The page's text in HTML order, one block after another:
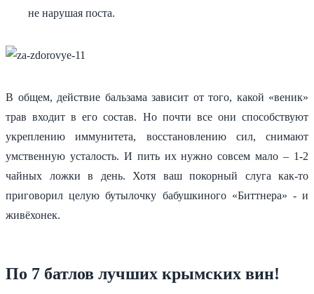
не нарушая поста.
В общем, действие бальзама зависит от того, какой «веник»
трав входит в его состав. Но почти все они способствуют
укреплению иммунитета, восстановлению сил, снимают
умственную усталость. И пить их нужно совсем мало – 1-2
чайных ложки в день. Хотя ваш покорный слуга как-то
приговорил целую бутылочку бабушкиного «Биттнера» - и
живёхонек.
По 7 батлов лучших крымских вин!